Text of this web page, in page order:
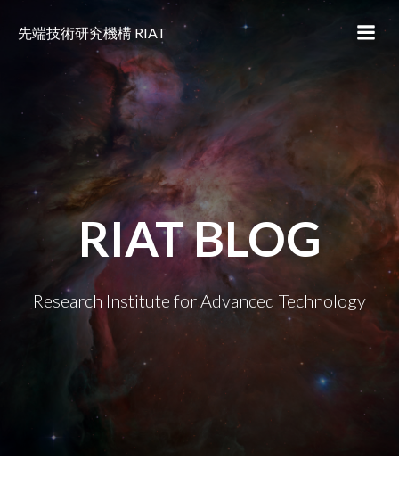
ン
ツ
へ
ス
キ
ッ
プ
先端技術研究機構 RIAT
RIAT BLOG
Research Institute for Advanced Technology